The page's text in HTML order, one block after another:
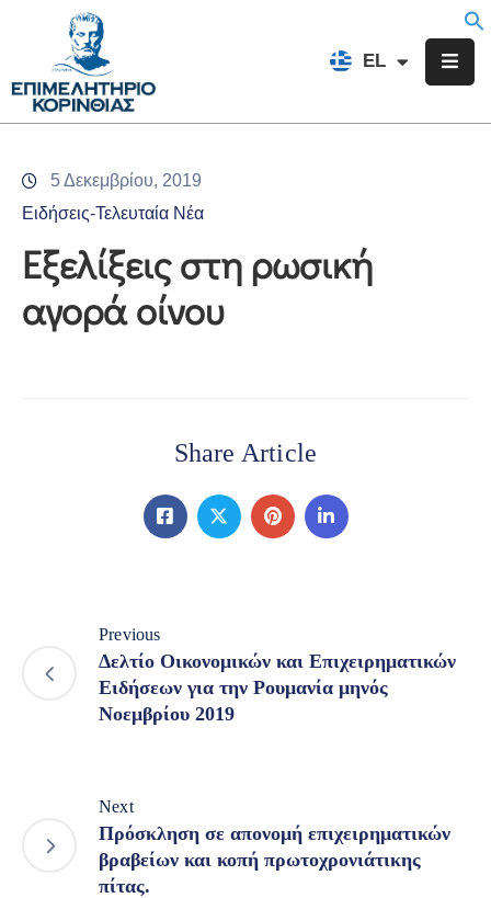
EL
FR
Επιμελητήριο
Υπηρεσίες
Προγράμματα
5 Δεκεμβρίου, 2019
Ειδήσεις-Τελευταία Νέα
Εξελίξεις στη ρωσική
αγορά οίνου
Share Article
Previous
Δελτίο Οικονομικών και Επιχειρηματικών
Ειδήσεων για την Ρουμανία μηνός
Nοεμβρίου 2019
Next
Πρόσκληση σε απονομή επιχειρηματικών
βραβείων και κοπή πρωτοχρονιάτικης
πίτας.